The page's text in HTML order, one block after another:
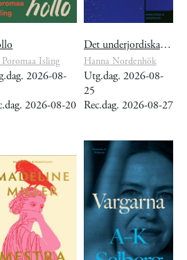
Poromaa Isling
2026-08-
2026-08-20
Det underjordiska biblioteket
Hanna Nordenhök
Utg.dag. 2026-08-
25
Rec.dag. 2026-08-27